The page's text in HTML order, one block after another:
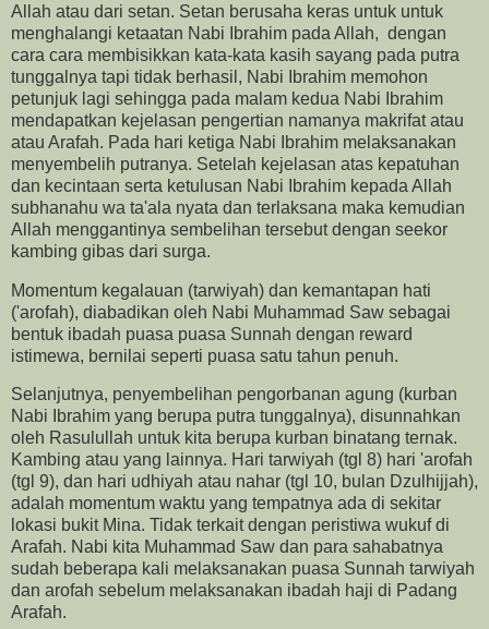
Allah atau dari setan. Setan berusaha keras untuk untuk
menghalangi ketaatan Nabi Ibrahim pada Allah, dengan
cara cara membisikkan kata-kata kasih sayang pada putra
tunggalnya tapi tidak berhasil, Nabi Ibrahim memohon
petunjuk lagi sehingga pada malam kedua Nabi Ibrahim
mendapatkan kejelasan pengertian namanya makrifat atau
atau Arafah. Pada hari ketiga Nabi Ibrahim melaksanakan
menyembelih putranya. Setelah kejelasan atas kepatuhan
dan kecintaan serta ketulusan Nabi Ibrahim kepada Allah
subhanahu wa ta'ala nyata dan terlaksana maka kemudian
Allah menggantinya sembelihan tersebut dengan seekor
kambing gibas dari surga.
Momentum kegalauan (tarwiyah) dan kemantapan hati
('arofah), diabadikan oleh Nabi Muhammad Saw sebagai
bentuk ibadah puasa puasa Sunnah dengan reward
istimewa, bernilai seperti puasa satu tahun penuh.
Selanjutnya, penyembelihan pengorbanan agung (kurban
Nabi Ibrahim yang berupa putra tunggalnya), disunnahkan
oleh Rasulullah untuk kita berupa kurban binatang ternak.
Kambing atau yang lainnya. Hari tarwiyah (tgl 8) hari 'arofah
(tgl 9), dan hari udhiyah atau nahar (tgl 10, bulan Dzulhijjah),
adalah momentum waktu yang tempatnya ada di sekitar
lokasi bukit Mina. Tidak terkait dengan peristiwa wukuf di
Arafah. Nabi kita Muhammad Saw dan para sahabatnya
sudah beberapa kali melaksanakan puasa Sunnah tarwiyah
dan arofah sebelum melaksanakan ibadah haji di Padang
Arafah.